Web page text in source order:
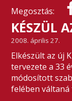
Megosztás:
KÉSZÜL
2008. április 27.
Elkészült az új
tervezete a 33
módosított
felében váltaná